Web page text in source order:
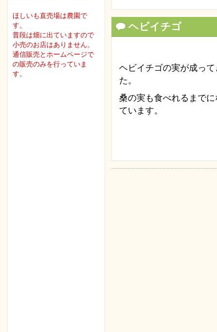
ヘビイチゴ
ヘビイチゴの実が成っ
た。
桑の実も食べれるまで
ています。
ほしいも直売場は農園で
す。
普段は畑に出ていますので
小売のお店はありません。
通信販売とホームページで
の販売のみを行っていま
す。